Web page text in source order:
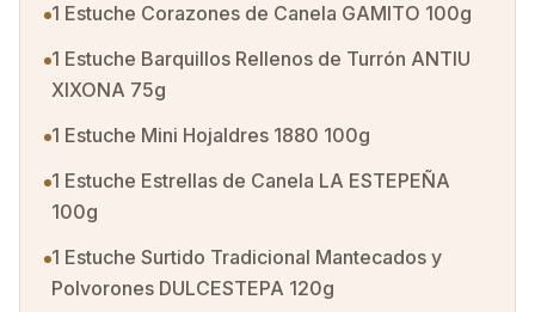
1 Estuche Corazones de Canela GAMITO 100g
1 Estuche Barquillos Rellenos de Turrón ANTIU
XIXONA 75g
1 Estuche Mini Hojaldres 1880 100g
1 Estuche Estrellas de Canela LA ESTEPEÑA
100g
1 Estuche Surtido Tradicional Mantecados y
Polvorones DULCESTEPA 120g